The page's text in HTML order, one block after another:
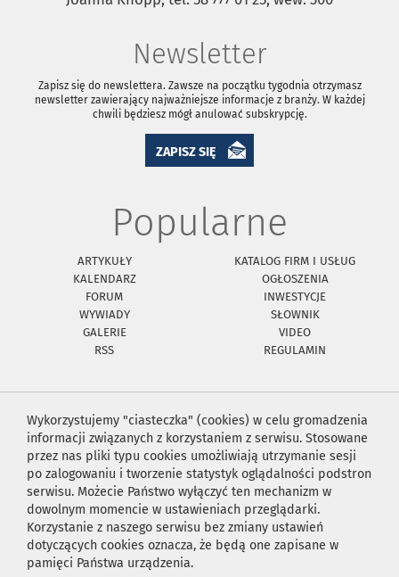
Newsletter
Zapisz się do newslettera. Zawsze na początku tygodnia otrzymasz
newsletter zawierający najważniejsze informacje z branży. W każdej
chwili będziesz mógł anulować subskrypcję.
ZAPISZ SIĘ
Popularne
ARTYKUŁY
KATALOG FIRM I USŁUG
KALENDARZ
OGŁOSZENIA
FORUM
INWESTYCJE
WYWIADY
SŁOWNIK
GALERIE
VIDEO
RSS
REGULAMIN
Wykorzystujemy "ciasteczka" (cookies) w celu gromadzenia
informacji związanych z korzystaniem z serwisu. Stosowane
przez nas pliki typu cookies umożliwiają utrzymanie sesji
po zalogowaniu i tworzenie statystyk oglądalności podstron
serwisu. Możecie Państwo wyłączyć ten mechanizm w
dowolnym momencie w ustawieniach przeglądarki.
Korzystanie z naszego serwisu bez zmiany ustawień
dotyczących cookies oznacza, że będą one zapisane w
pamięci Państwa urządzenia.